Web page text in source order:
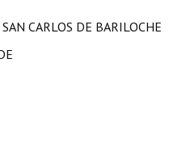
CARLOS DE BARILOCHE